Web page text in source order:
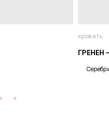
кровать
ГРЕНЕН